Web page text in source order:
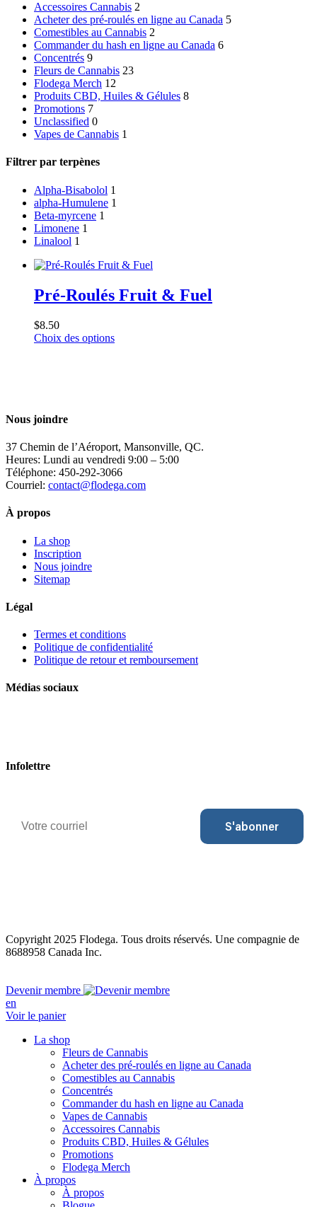
Accessoires Cannabis 2
Acheter des pré-roulés en ligne au Canada 5
Comestibles au Cannabis 2
Commander du hash en ligne au Canada 6
Concentrés 9
Fleurs de Cannabis 23
Flodega Merch 12
Produits CBD, Huiles & Gélules 8
Promotions 7
Unclassified 0
Vapes de Cannabis 1
Filtrer par terpènes
Alpha-Bisabolol 1
alpha-Humulene 1
Beta-myrcene 1
Limonene 1
Linalool 1
Pré-Roulés Fruit & Fuel
$8.50
Choix des optionsCe
choisies
sur
la
page
Nous joindre
37 Chemin de l’Aéroport, Mansonville, QC.
Heures: Lundi au vendredi 9:00 – 5:00
Téléphone: 450-292-3066
Courriel: contact@flodega.com
À propos
La shop
Inscription
Nous joindre
Sitemap
Légal
Termes et conditions
Politique de confidentialité
Politique de retour et remboursement
Médias sociaux
Infolettre
S'abonner
Copyright 2025 Flodega. Tous droits réservés. Une compagnie de
8688958 Canada Inc.
Close
Menu
Devenir membre
en
Voir le panier
La shop
Fleurs de Cannabis
Acheter des pré-roulés en ligne au Canada
Comestibles au Cannabis
Concentrés
Commander du hash en ligne au Canada
Vapes de Cannabis
Accessoires Cannabis
Produits CBD, Huiles & Gélules
Promotions
Flodega Merch
À propos
À propos